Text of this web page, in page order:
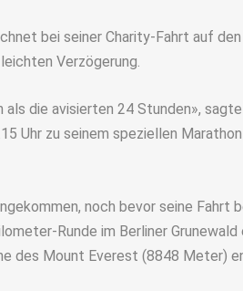
bei seiner Charity-Fahrt auf
Verzögerung.
als die avisierten 24 Stunden»,
Uhr zu seinem speziellen
noch bevor seine Fahrt
Runde im Berliner
des Mount Everest (8848 Meter)